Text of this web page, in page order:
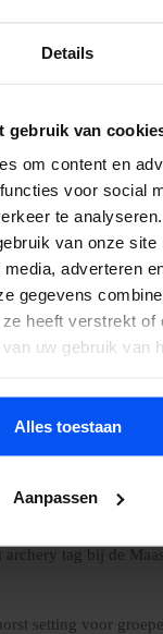
Details
gebruik van
om content en
voor social
te
van onze site
adverteren
gegevens
heeft verstrekt of
uw gebruik van
Alles toestaan
Aanpassen
archery tag zo
en de tactische zetten
de avond.
of een e-chopper
vanaf 10 jaar.
lange schietlijnen,
tag bij de
setting voor